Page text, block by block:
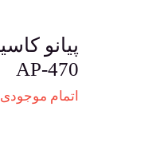
AP-470
اتمام موجودی